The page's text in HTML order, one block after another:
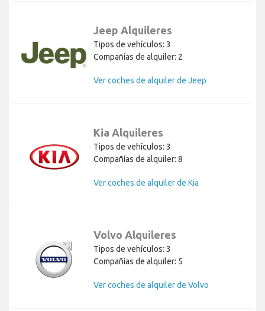
Jeep Alquileres
Tipos de vehículos: 3
Compañías de alquiler: 2
Ver coches de alquiler de Jeep
Kia Alquileres
Tipos de vehículos: 3
Compañías de alquiler: 8
Ver coches de alquiler de Kia
Volvo Alquileres
Tipos de vehículos: 3
Compañías de alquiler: 5
Ver coches de alquiler de Volvo